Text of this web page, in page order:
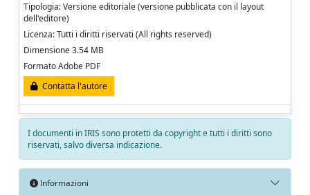
Tipologia: Versione editoriale (versione pubblicata con il layout
dell'editore)
Licenza: Tutti i diritti riservati (All rights reserved)
Dimensione 3.54 MB
Formato Adobe PDF
Contatta l'autore
I documenti in IRIS sono protetti da copyright e tutti i diritti sono
riservati, salvo diversa indicazione.
Informazioni